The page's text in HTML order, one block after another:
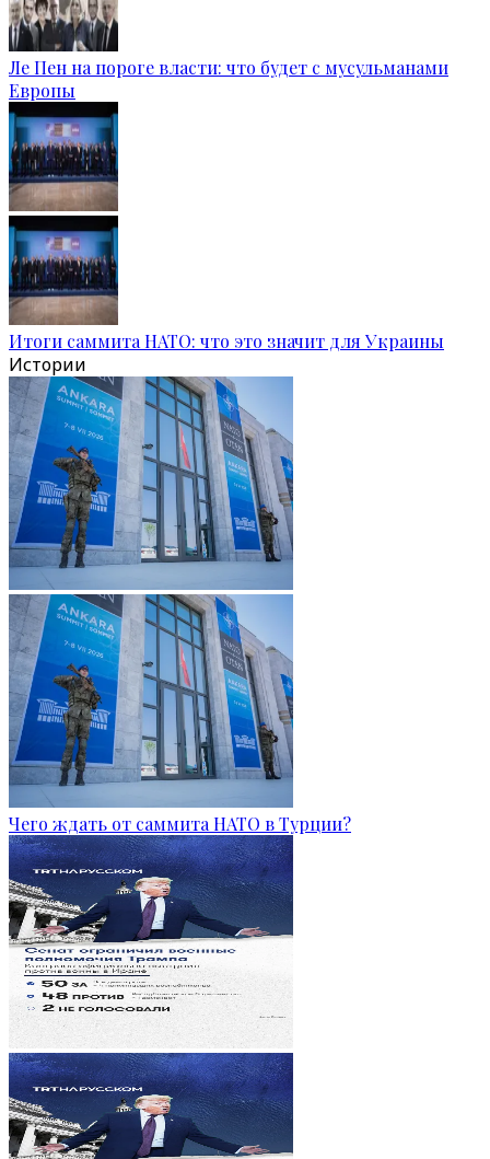
Ле Пен на пороге власти: что будет с мусульманами
Европы
Итоги саммита НАТО: что это значит для Украины
Истории
Чего ждать от саммита НАТО в Турции?